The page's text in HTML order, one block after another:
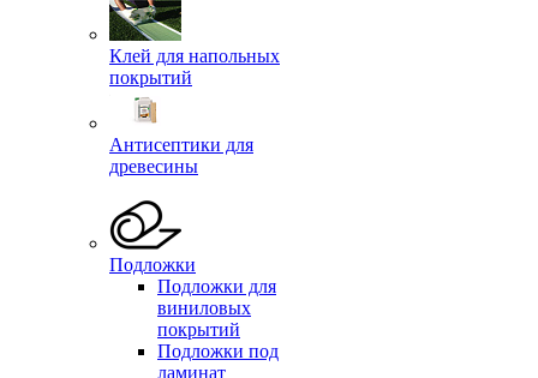
Клей для напольных
покрытий
Антисептики для
древесины
Подложки
Подложки для
виниловых
покрытий
Подложки под
ламинат